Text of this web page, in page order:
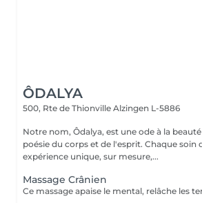
ÔDALYA
500, Rte de Thionville Alzingen L-5886
Notre nom, Ôdalya, est une ode à la
poésie du corps et de l'esprit. Chaque soin
expérience unique, sur mesure,...
Massage Crânien